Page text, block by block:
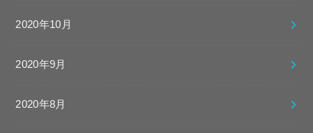
2020年10月
2020年9月
2020年8月